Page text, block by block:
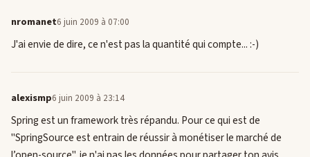
nromanet6 juin 2009 à 07:00
J'ai envie de dire, ce n'est pas la quantité qui compte... :-)
alexismp6 juin 2009 à 23:14
Spring est un framework très répandu. Pour ce qui est de
"SpringSource est entrain de réussir à monétiser le marché de